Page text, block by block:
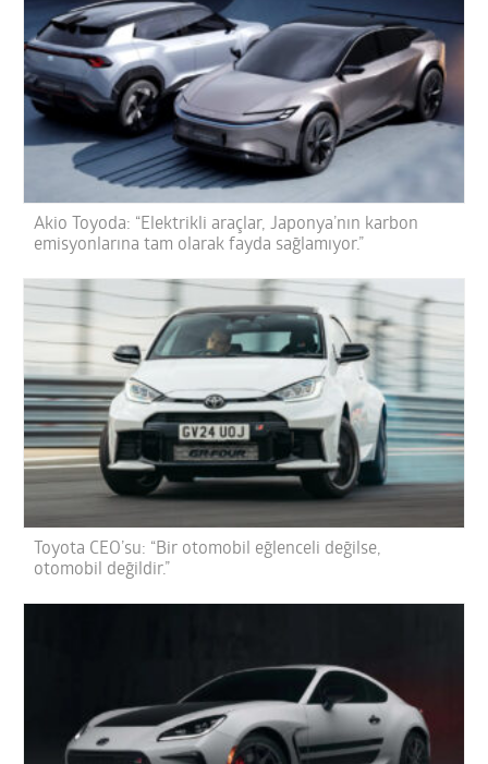
Akio Toyoda: “Elektrikli araçlar, Japonya’nın karbon
emisyonlarına tam olarak fayda sağlamıyor.”
Toyota CEO’su: “Bir otomobil eğlenceli değilse,
otomobil değildir.”